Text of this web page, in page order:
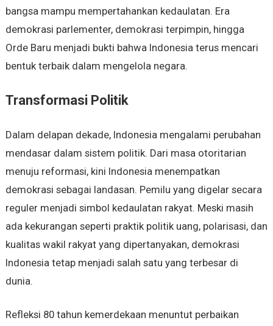
bangsa mampu mempertahankan kedaulatan. Era
demokrasi parlementer, demokrasi terpimpin, hingga
Orde Baru menjadi bukti bahwa Indonesia terus mencari
bentuk terbaik dalam mengelola negara.
Transformasi Politik
Dalam delapan dekade, Indonesia mengalami perubahan
mendasar dalam sistem politik. Dari masa otoritarian
menuju reformasi, kini Indonesia menempatkan
demokrasi sebagai landasan. Pemilu yang digelar secara
reguler menjadi simbol kedaulatan rakyat. Meski masih
ada kekurangan seperti praktik politik uang, polarisasi, dan
kualitas wakil rakyat yang dipertanyakan, demokrasi
Indonesia tetap menjadi salah satu yang terbesar di
dunia.
Refleksi 80 tahun kemerdekaan menuntut perbaikan